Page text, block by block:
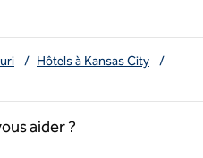
/ Hôtels à Kansas City
/
aider ?